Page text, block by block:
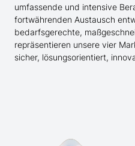
umfassende und intensive
fortwährenden Austausch
bedarfsgerechte,
repräsentieren unsere vier
sicher, lösungsorientiert,